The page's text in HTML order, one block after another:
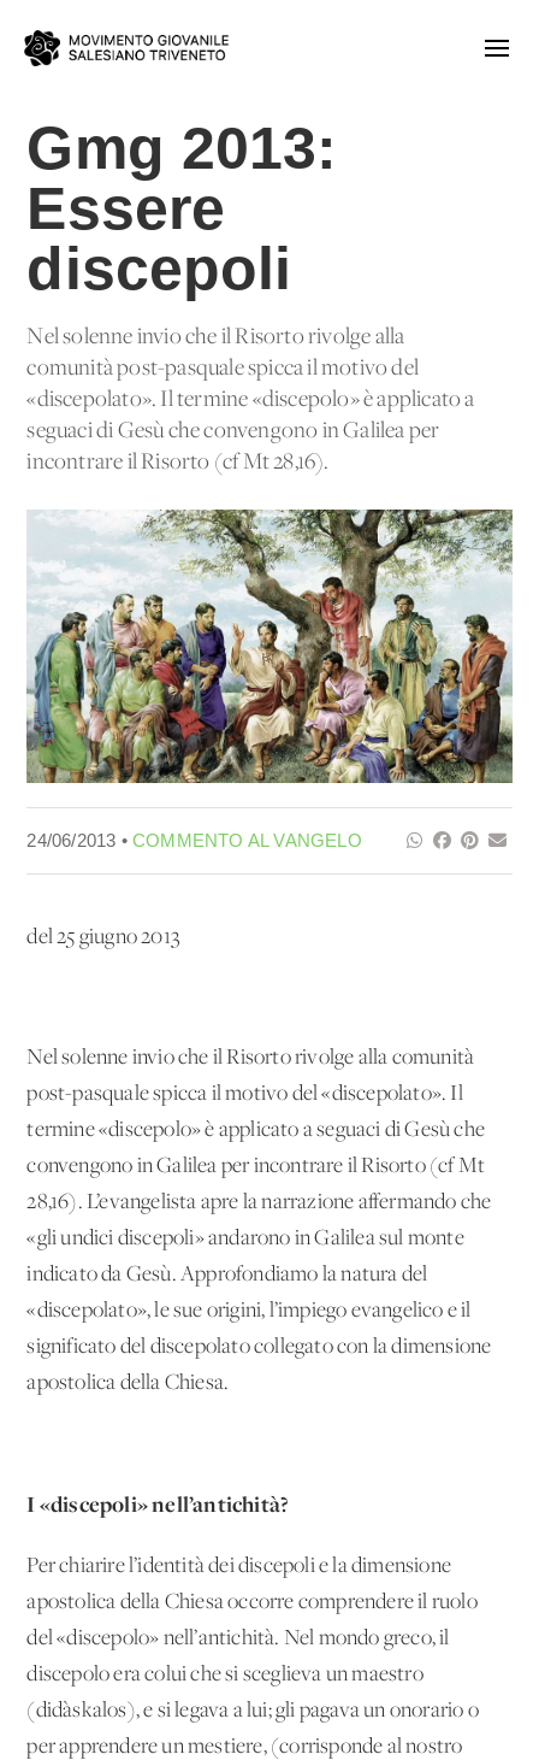
Gmg 2013:
Essere
discepoli
Nel solenne invio che il Risorto rivolge alla
comunità post-pasquale spicca il motivo del
«discepolato». Il termine «discepolo» è applicato a
seguaci di Gesù che convengono in Galilea per
incontrare il Risorto (cf Mt 28,16).
24/06/2013 •COMMENTO AL VANGELO
del 25 giugno 2013
Nel solenne invio che il Risorto rivolge alla comunità
post-pasquale spicca il motivo del «discepolato». Il
termine «discepolo» è applicato a seguaci di Gesù che
convengono in Galilea per incontrare il Risorto (cf Mt
28,16). L’evangelista apre la narrazione affermando che
«gli undici discepoli» andarono in Galilea sul monte
indicato da Gesù. Approfondiamo la natura del
«discepolato», le sue origini, l’impiego evangelico e il
significato del discepolato collegato con la dimensione
apostolica della Chiesa.
I «discepoli» nell’antichità?
Per chiarire l’identità dei discepoli e la dimensione
apostolica della Chiesa occorre comprendere il ruolo
del «discepolo» nell’antichità. Nel mondo greco, il
discepolo era colui che si sceglieva un maestro
(didàskalos), e si legava a lui; gli pagava un onorario o
per apprendere un mestiere, (corrisponde al nostro